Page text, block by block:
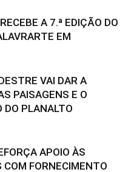
A 7.ª EDIÇÃO DO
EM
VAI DAR A
PAISAGENS E O
DO PLANALTO
APOIO ÀS
COM FORNECIMENTO